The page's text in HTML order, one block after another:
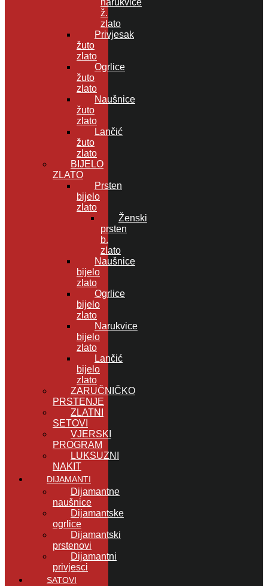
ž.
zlato
Privjesak
žuto
zlato
Ogrlice
žuto
zlato
Naušnice
žuto
zlato
Lančić
žuto
zlato
BIJELO
ZLATO
Prsten
bijelo
zlato
Ženski
prsten
b.
zlato
Naušnice
bijelo
zlato
Ogrlice
bijelo
zlato
Narukvice
bijelo
zlato
Lančić
bijelo
zlato
ZARUČNIČKO
PRSTENJE
ZLATNI
SETOVI
VJERSKI
PROGRAM
LUKSUZNI
NAKIT
DIJAMANTI
Dijamantne
naušnice
Dijamantske
ogrlice
Dijamantski
prstenovi
Dijamantni
privjesci
SATOVI